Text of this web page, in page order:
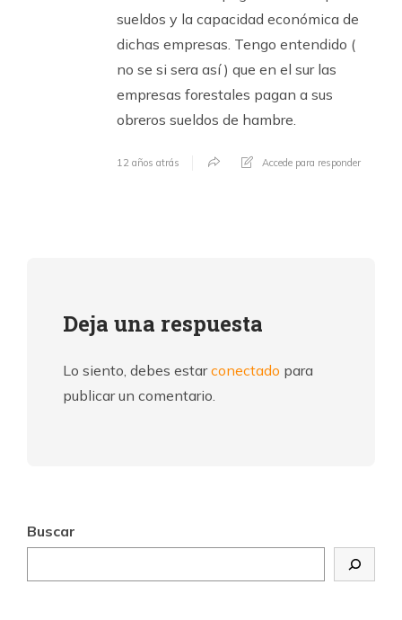
sueldos y la capacidad económica de
dichas empresas. Tengo entendido (
no se si sera así ) que en el sur las
empresas forestales pagan a sus
obreros sueldos de hambre.
12 años atrás Accede para responder
Deja una respuesta
Lo siento, debes estarconectado para
publicar un comentario.
Buscar